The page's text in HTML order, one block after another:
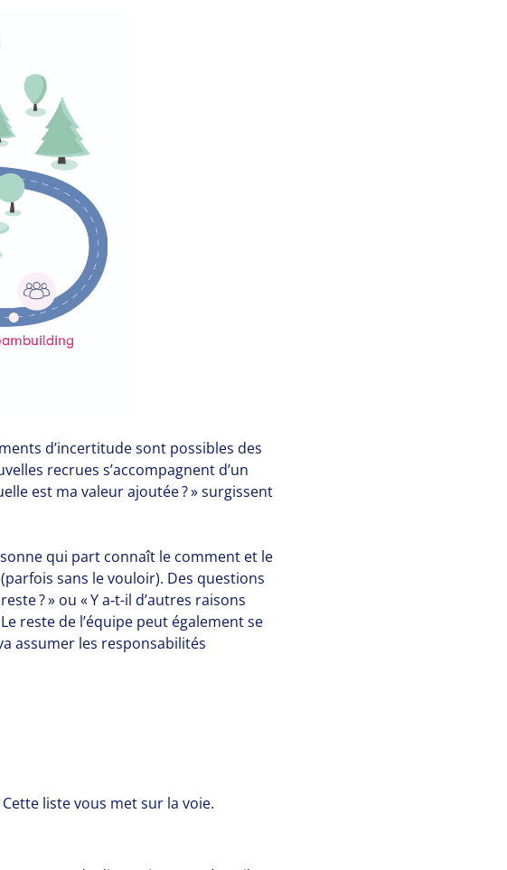
d’incertitude sont possibles des
recrues s’accompagnent d’un
est ma valeur ajoutée ? » surgissent
qui part connaît le comment et le
sans le vouloir). Des questions
? » ou « Y a‑t-il d’autres raisons
reste de l’équipe peut également se
assumer les responsabilités
liste vous met sur la voie.